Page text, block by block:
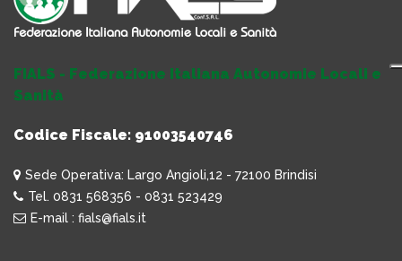
FIALS - Federazione Italiana Autonomie Locali e
Sanità
Codice Fiscale: 91003540746
Sede Operativa: Largo Angioli,12 - 72100 Brindisi
Tel. 0831 568356 - 0831 523429
E-mail : fials@fials.it